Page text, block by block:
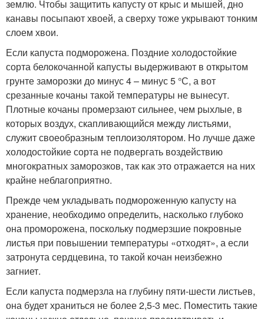
землю. Чтобы защитить капусту от крыс и мышей, дно
канавы посыпают хвоей, а сверху тоже укрывают тонким
слоем хвои.
Если капуста подморожена. Поздние холодостойкие
сорта белокочанной капусты выдерживают в открытом
грунте заморозки до минус 4 – минус 5 °С, а вот
срезанные кочаны такой температуры не вынесут.
Плотные кочаны промерзают сильнее, чем рыхлые, в
которых воздух, скапливающийся между листьями,
служит своеобразным теплоизолятором. Но лучше даже
холодостойкие сорта не подвергать воздействию
многократных заморозков, так как это отражается на них
крайне неблагоприятно.
Прежде чем укладывать подмороженную капусту на
хранение, необходимо определить, насколько глубоко
она проморожена, поскольку подмерзшие покровные
листья при повышении температуры «отходят», а если
затронута сердцевина, то такой кочан неизбежно
загниет.
Если капуста подмерзла на глубину пяти-шести листьев,
она будет храниться не более 2,5-3 мес. Поместить такие